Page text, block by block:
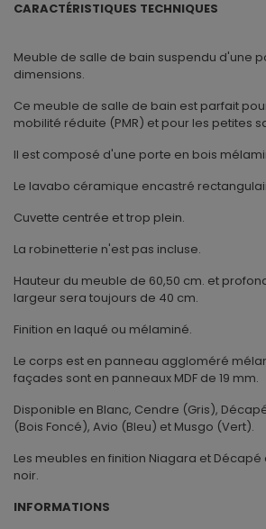
CARACTÉRISTIQUES TECHNIQUES
Meuble de salle de bain suspendu d'une
dimensions.
Ce meuble de salle de bain est parfait
mobilité réduite (PMR) et pour les petites
Il est composé d'une porte en bois
Le lavabo céramique encastré
Cuvette centrée et trop plein.
La robinetterie n'est pas incluse.
Hauteur du meuble de 60,50 cm. et
largeur sera toujours de 40 cm.
Finition en laqué ou mélaminé.
Le corps est en panneau aggloméré
façades sont en panneaux MDF de 19 mm.
Disponible en Blanc, Cendre (Gris),
(Bois Foncé), Avio (Bleu) et Musgo (Vert).
Les meubles en finition Niagara et
noir.
INFORMATIONS